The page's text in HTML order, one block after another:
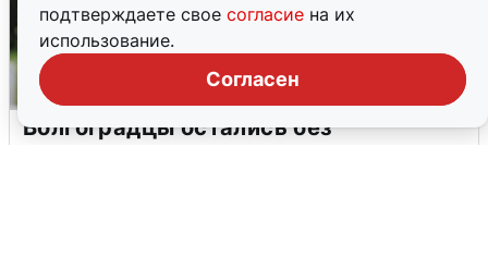
подтверждаете свое согласие на их
использование.
Согласен
Волгоградцы остались без